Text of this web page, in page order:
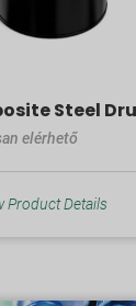
Steel
elérhető
Product Details